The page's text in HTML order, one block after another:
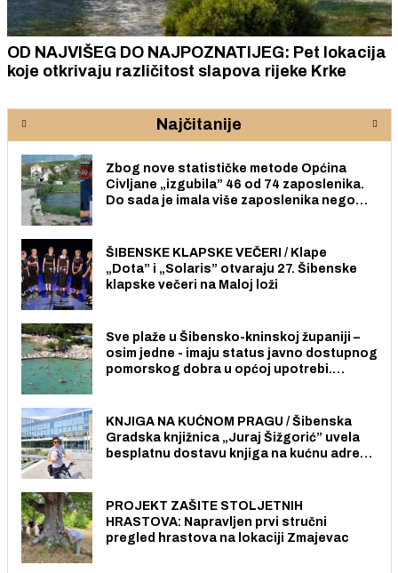
OD NAJVIŠEG DO NAJPOZNATIJEG: Pet lokacija
koje otkrivaju različitost slapova rijeke Krke
Najčitanije
Zbog nove statističke metode Općina
Civljane „izgubila” 46 od 74 zaposlenika.
Do sada je imala više zaposlenika nego
ŠIBENSKE KLAPSKE VEČERI / Klape
„Dota” i „Solaris” otvaraju 27. Šibenske
klapske večeri na Maloj loži
Sve plaže u Šibensko-kninskoj županiji –
osim jedne - imaju status javno dostupnog
pomorskog dobra u općoj upotrebi.
KNJIGA NA KUĆNOM PRAGU / Šibenska
Gradska knjižnica „Juraj Šižgorić” uvela
besplatnu dostavu knjiga na kućnu adresu
PROJEKT ZAŠITE STOLJETNIH
HRASTOVA: Napravljen prvi stručni
pregled hrastova na lokaciji Zmajevac